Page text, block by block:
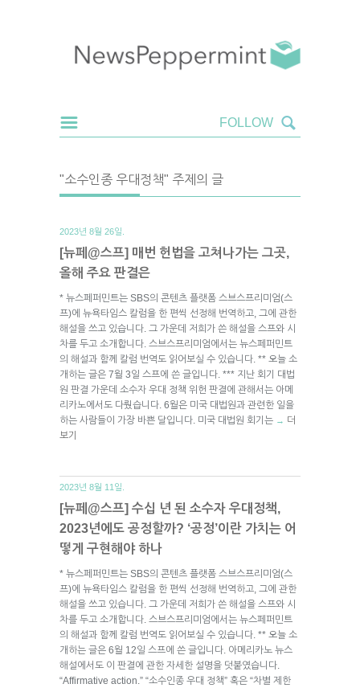
"소수인종 우대정책" 주제의 글
2023년 8월 26일.
[뉴페@스프] 매번 헌법을 고쳐나가는 그곳,
올해 주요 판결은
* 뉴스페퍼민트는 SBS의 콘텐츠 플랫폼 스브스프리미엄(스
프)에 뉴욕타임스 칼럼을 한 편씩 선정해 번역하고, 그에 관한
해설을 쓰고 있습니다. 그 가운데 저희가 쓴 해설을 스프와 시
차를 두고 소개합니다. 스브스프리미엄에서는 뉴스페퍼민트
의 해설과 함께 칼럼 번역도 읽어보실 수 있습니다. ** 오늘 소
개하는 글은 7월 3일 스프에 쓴 글입니다. *** 지난 회기 대법
원 판결 가운데 소수자 우대 정책 위헌 판결에 관해서는 아메
리카노에서도 다뤘습니다. 6월은 미국 대법원과 관련한 일을
하는 사람들이 가장 바쁜 달입니다. 미국 대법원 회기는 → 더
보기
2023년 8월 11일.
[뉴페@스프] 수십 년 된 소수자 우대정책,
2023년에도 공정할까? ‘공정’이란 가치는 어
떻게 구현해야 하나
* 뉴스페퍼민트는 SBS의 콘텐츠 플랫폼 스브스프리미엄(스
프)에 뉴욕타임스 칼럼을 한 편씩 선정해 번역하고, 그에 관한
해설을 쓰고 있습니다. 그 가운데 저희가 쓴 해설을 스프와 시
차를 두고 소개합니다. 스브스프리미엄에서는 뉴스페퍼민트
의 해설과 함께 칼럼 번역도 읽어보실 수 있습니다. ** 오늘 소
개하는 글은 6월 12일 스프에 쓴 글입니다. 아메리카노 뉴스
해설에서도 이 판결에 관한 자세한 설명을 덧붙였습니다.
“Affirmative action.” “소수인종 우대 정책” 혹은 “차별 제한